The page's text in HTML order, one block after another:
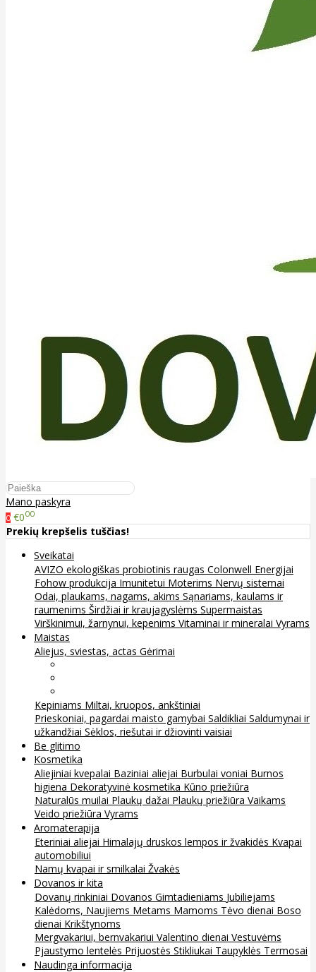
Mano paskyra
0 €000
Prekių krepšelis tuščias!
Sveikatai
AVIZO ekologiškas probiotinis raugas Colonwell Energijai
Fohow produkcija Imunitetui Moterims Nervų sistemai
Odai, plaukams, nagams, akims Sąnariams, kaulams ir
raumenims Širdžiai ir kraujagyslėms Supermaistas
Virškinimui, žarnynui, kepenims Vitaminai ir mineralai Vyrams
Maistas
Aliejus, sviestas, actas Gėrimai
Kepiniams Miltai, kruopos, ankštiniai
Prieskoniai, pagardai maisto gamybai Saldikliai Saldumynai ir
užkandžiai Sėklos, riešutai ir džiovinti vaisiai
Be glitimo
Kosmetika
Aliejiniai kvepalai Baziniai aliejai Burbulai voniai Burnos
higiena Dekoratyvinė kosmetika Kūno priežiūra
Naturalūs muilai Plaukų dažai Plaukų priežiūra Vaikams
Veido priežiūra Vyrams
Aromaterapija
Eteriniai aliejai Himalajų druskos lempos ir žvakidės Kvapai
automobiliui
Namų kvapai ir smilkalai Žvakės
Dovanos ir kita
Dovanų rinkiniai Dovanos Gimtadieniams Jubiliejams
Kalėdoms, Naujiems Metams Mamoms Tėvo dienai Boso
dienai Krikštynoms
Mergvakariui, bernvakariui Valentino dienai Vestuvėms
Pjaustymo lentelės Prijuostės Stikliukai Taupyklės Termosai
Naudinga informacija